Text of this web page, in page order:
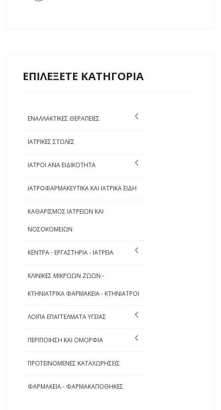
ΕΠΙΛΕΞΕΤΕ ΚΑΤΗΓΟΡΙΑ
ΕΝΑΛΛΑΚΤΙΚΕΣ ΘΕΡΑΠΕΙΕΣ
ΙΑΤΡΙΚΕΣ ΣΤΟΛΕΣ
ΙΑΤΡΟΙ ΑΝΑ ΕΙΔΙΚΟΤΗΤΑ
ΙΑΤΡΟΦΑΡΜΑΚΕΥΤΙΚΑ ΚΑΙ ΙΑΤΡΙΚΑ ΕΙΔΗ
ΚΑΘΑΡΙΣΜΟΣ ΙΑΤΡΕΙΩΝ ΚΑΙ
ΝΟΣΟΚΟΜΕΙΩΝ
ΚΕΝΤΡΑ - ΕΡΓΑΣΤΗΡΙΑ - ΙΑΤΡΕΙΑ
ΚΛΙΝΙΚΕΣ ΜΙΚΡΩΩΝ ΖΩΩΝ -
ΚΤΗΝΙΑΤΡΙΚΑ ΦΑΡΜΑΚΕΙΑ - ΚΤΗΝΙΑΤΡΟΙ
ΛΟΙΠΑ ΕΠΑΓΓΕΛΜΑΤΑ ΥΓΕΙΑΣ
ΠΕΡΙΠΟΙΗΣΗ ΚΑΙ ΟΜΟΡΦΙΑ
ΠΡΟΤΕΙΝΟΜΕΝΕΣ ΚΑΤΑΧΩΡΗΣΕΙΣ
ΦΑΡΜΑΚΕΙΑ - ΦΑΡΜΑΚΑΠΟΘΗΚΕΣ